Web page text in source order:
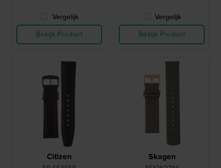
Vergelijk
Bekijk Product
Vergelijk
Bekijk Product
Citizen Skagen